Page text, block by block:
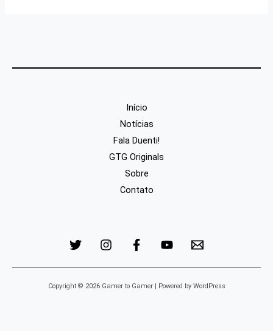
Início
Notícias
Fala Duenti!
GTG Originals
Sobre
Contato
Copyright © 2026 Gamer to Gamer | Powered by WordPress